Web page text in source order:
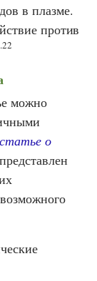
в плазме.
против
можно
статье о
представлен